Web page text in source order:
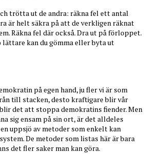
trötta ut de andra: räkna fel ett antal
är helt säkra på att de verkligen räknat
Räkna fel där också. Dra ut på förloppet.
kan du gömma eller byta ut
på egen hand, ju fler vi är som
till stacken, desto kraftigare blir vår
det att stoppa demokratins fiender. Men
sig ensam på sin ort, är det alldeles
uppsjö av metoder som enkelt kan
De metoder som listas här är bara
det fler saker man kan göra.